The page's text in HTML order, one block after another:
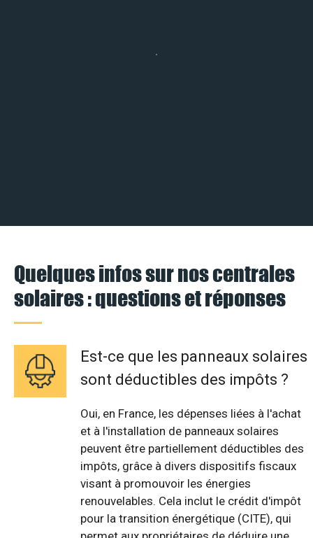
Quelques infos sur nos centrales
solaires : questions et réponses
Est-ce que les panneaux solaires
sont déductibles des impôts ?
Oui, en France, les dépenses liées à l'achat
et à l'installation de panneaux solaires
peuvent être partiellement déductibles des
impôts, grâce à divers dispositifs fiscaux
visant à promouvoir les énergies
renouvelables. Cela inclut le crédit d'impôt
pour la transition énergétique (CITE), qui